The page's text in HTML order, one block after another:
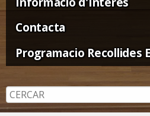
Contacta
Programacio Recollides